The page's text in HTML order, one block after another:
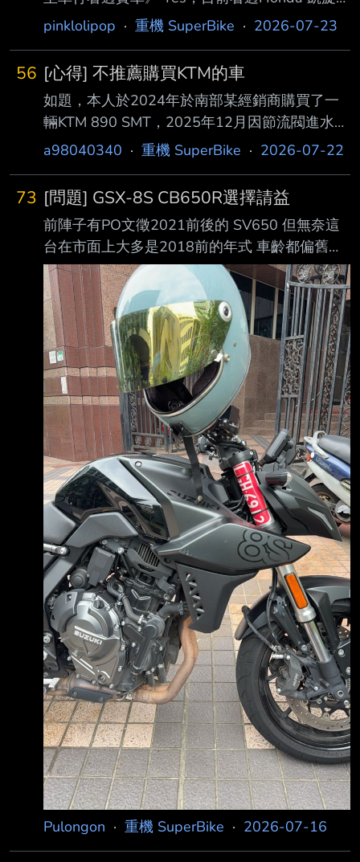
《欲比較之品牌及車種》 (1) Rebel 1100SE
(4)二手哈雷 XL1200 二手印第安scout bobber
(5) MT09 《車主需求》 ←請儘量詳細列舉以方
便板友幫您建議 1.台北沒下雨天天通勤騎，住處
距離公司5公里，都有地下停車場。以城市車為
大部分考 量，不太上山下海 偏愛美式重機或街
車 2.一定會雙載
pinklolipop · 重機 SuperBike · 2026-07-23
56 [心得] 不推薦購買KTM的車
如題，本人於2024年於南部某經銷商購買了一
輛KTM 890 SMT，2025年12月因節流閥進水
，送回原廠維修出保，至今已過七個月仍未維修
知需待料，但未明確說需要多久時間 最近一個
多月詢問ktm臺灣原廠與南部經銷商，皆未得到
回覆，訊息未讀未回，我認為ktm 的維修與出保
流程明顯有問題，對車主無任何保障 建議之後
如果有人想購入KTM的車千萬三思，品質堪慮 --
看，又來一個鄉憨的，我自己選擇的沒錯，所以
我上來po給大家看，鬧大一點我沒差
a98040340 · 重機 SuperBike · 2026-07-22
73 [問題] GSX-8S CB650R選擇請益
前陣子有PO文徵2021前後的 SV650 但無奈這
台在市面上大多是2018前的年式 車齡都偏舊了
上禮拜重機展跨了新的SV-7GX 感覺800mm以
下的座高好像對我都有點小台 只能放棄更低座
高的SV650了~ 原本10-15萬的預算也買不到有
電控的車 想說只好捏著蛋蛋提高預算到20-25萬
車款目前是鎖定中排量的車款 GSX-8S(270度並
雙聲浪好聽)和CB650R(重機長青樹) 兩者都有電
控，車重也差不多 因目標持有三年後售出 主要
考量有 1.脫手的折舊 2.日常保養花費 3.騎乘的
舒適性 騎乘環境
Pulongon · 重機 SuperBike · 2026-07-16